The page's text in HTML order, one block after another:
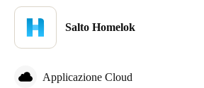
Salva nuova selezione come predefinita
Salto Homelok
Applicazione Cloud